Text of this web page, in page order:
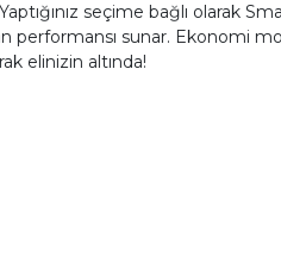
seçime bağlı olarak
sunar. Ekonomi
elinizin altında!